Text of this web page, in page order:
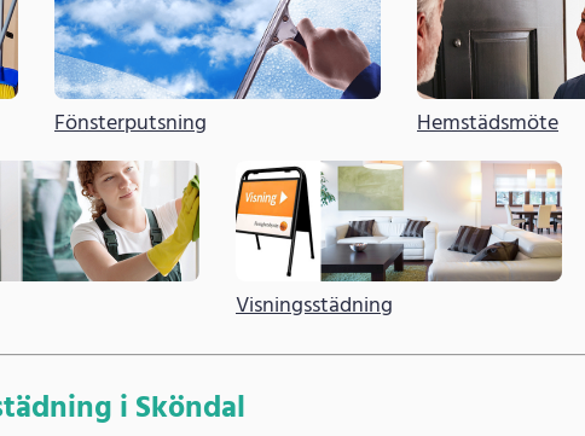
Fönsterputsning Hemstädsmöte
Visningsstädning
i Sköndal